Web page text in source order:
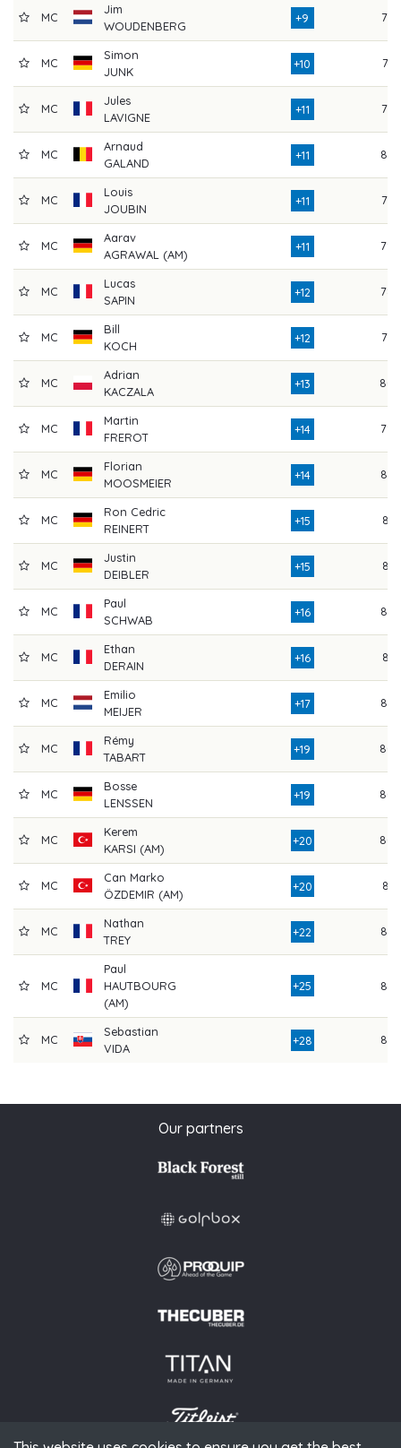
MC
Jim
WOUDENBERG
+9 75
MC
Simon
JUNK
+10 74
MC
Jules
LAVIGNE
+11 77
MC
Arnaud
GALAND
+11 83
MC
Louis
JOUBIN
+11 76
MC
Aarav
AGRAWAL (AM)
+11 79
MC
Lucas
SAPIN
+12 78
MC
Bill
KOCH
+12 76
MC
Adrian
KACZALA
+13 80
MC
Martin
FREROT
+14 79
MC
Florian
MOOSMEIER
+14 82
MC
Ron Cedric
REINERT
+15 81
MC
Justin
DEIBLER
+15 81
MC
Paul
SCHWAB
+16 83
MC
Ethan
DERAIN
+16 81
MC
Emilio
MEIJER
+17 82
MC
Rémy
TABART
+19 80
MC
Bosse
LENSSEN
+19 80
MC
Kerem
KARSI (AM)
+20 80
MC
Can Marko
ÖZDEMIR (AM)
+20 81
MC
Nathan
TREY
+22 82
MC
Paul
HAUTBOURG
(AM)
+25 84
MC
Sebastian
VIDA
+28 86
Our partners